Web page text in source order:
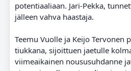
potentiaaliaan. Jari-Pekka,
jälleen vahva haastaja.
Teemu Vuolle ja Keijo Tervonen
tiukkana, sijoittuen jaetulle
viimeaikainen noususuhdanne